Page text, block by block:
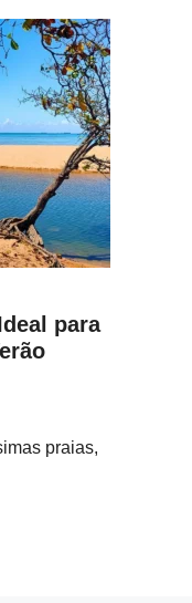
para
praias,